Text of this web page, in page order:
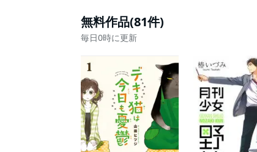
無料作品(81件)
毎日0時に更新